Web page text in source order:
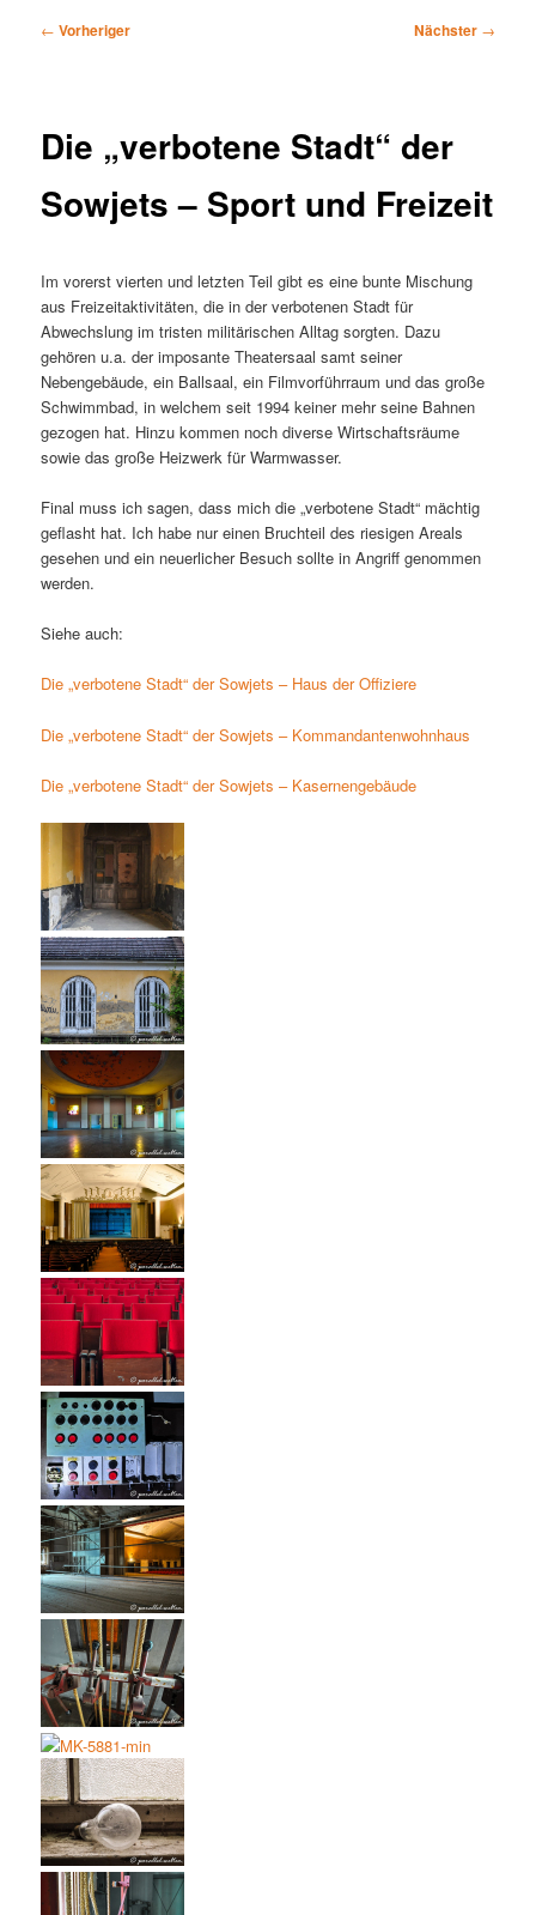
Beitragsnavigation
← Vorheriger Nächster →
Die „verbotene Stadt“ der
Sowjets – Sport und Freizeit
Im vorerst vierten und letzten Teil gibt es eine bunte Mischung
aus Freizeitaktivitäten, die in der verbotenen Stadt für
Abwechslung im tristen militärischen Alltag sorgten. Dazu
gehören u.a. der imposante Theatersaal samt seiner
Nebengebäude, ein Ballsaal, ein Filmvorführraum und das große
Schwimmbad, in welchem seit 1994 keiner mehr seine Bahnen
gezogen hat. Hinzu kommen noch diverse Wirtschaftsräume
sowie das große Heizwerk für Warmwasser.
Final muss ich sagen, dass mich die „verbotene Stadt“ mächtig
geflasht hat. Ich habe nur einen Bruchteil des riesigen Areals
gesehen und ein neuerlicher Besuch sollte in Angriff genommen
werden.
Siehe auch:
Die „verbotene Stadt“ der Sowjets – Haus der Offiziere
Die „verbotene Stadt“ der Sowjets – Kommandantenwohnhaus
Die „verbotene Stadt“ der Sowjets – Kasernengebäude